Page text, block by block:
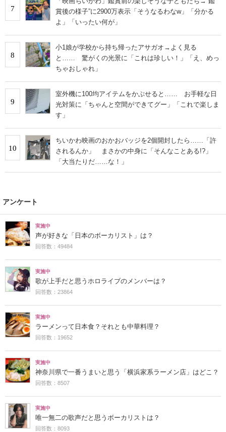
7
賞後の様子”に2900万表示「そうなるわなw」「分かる
よ」「いったい何が」
8
小1娘が学校から持ち帰ったアサガオ→よく見る
と…… 驚がくの光景に「これは珍しい！」「え、めっ
ちゃおしゃれ」
9
室外機に100均アイテムをかぶせると…… お手軽な日
光対策に「ちゃんと空間ができてグー」「これで楽しま
す」
10
ちいかわ映画のおかおバッジを2個開封したら……「許
されるんか」 まさかの中身に「そんなことある!?」
「大当たりだ……な！」
アンケート
実施中
声が好きな「日本のボーカリスト」は？
回答数：49484
実施中
歌が上手だと思うホロライブのメンバーは？
回答数：23864
実施中
ラーメンって日本食？それとも中華料理？
回答数：19652
実施中
神奈川県で一番うまいと思う「横浜家系ラーメン店」はどこ？
回答数：8507
実施中
唯一無二の歌声だと思うボーカリストは？
回答数：8093